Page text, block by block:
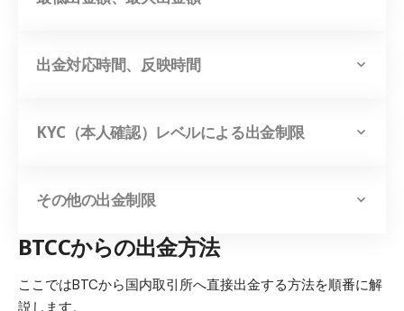
出金対応時間、反映時間
KYC（本人確認）レベルによる出金制限
その他の出金制限
BTCCからの出金方法
ここではBTCから国内取引所へ直接出金する方法を順番に解
説します。